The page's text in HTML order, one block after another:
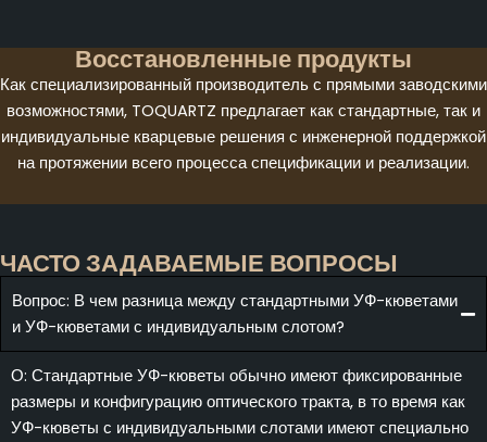
Восстановленные продукты
Как специализированный производитель с прямыми заводскими
возможностями, TOQUARTZ предлагает как стандартные, так и
индивидуальные кварцевые решения с инженерной поддержкой
на протяжении всего процесса спецификации и реализации.
ЧАСТО ЗАДАВАЕМЫЕ ВОПРОСЫ
Вопрос: В чем разница между стандартными УФ-кюветами
и УФ-кюветами с индивидуальным слотом?
О: Стандартные УФ-кюветы обычно имеют фиксированные
размеры и конфигурацию оптического тракта, в то время как
УФ-кюветы с индивидуальными слотами имеют специально